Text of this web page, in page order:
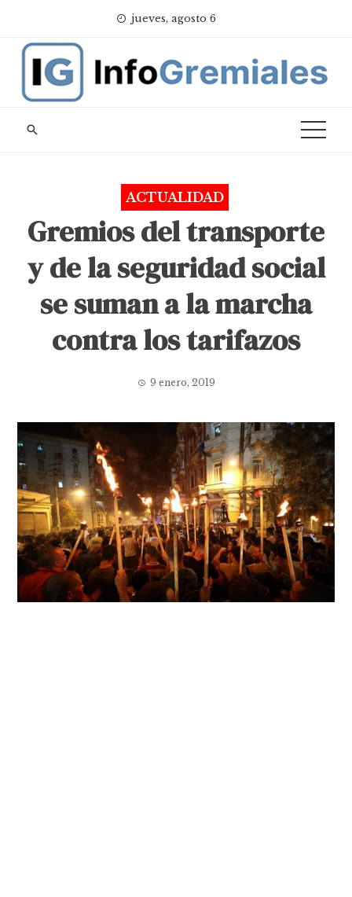
content
jueves, agosto 6
ACTUALIDAD
Gremios del transporte
y de la seguridad social
se suman a la marcha
contra los tarifazos
9 enero, 2019